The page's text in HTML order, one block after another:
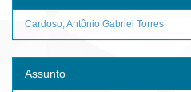
Cardoso, Antônio Gabriel Torres
Assunto